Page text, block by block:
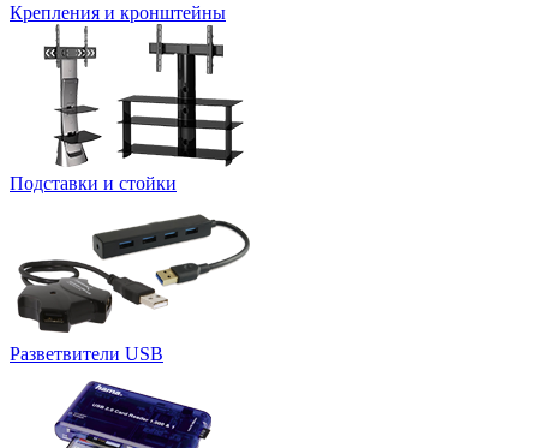
Крепления и кронштейны
Подставки и стойки
Разветвители USB